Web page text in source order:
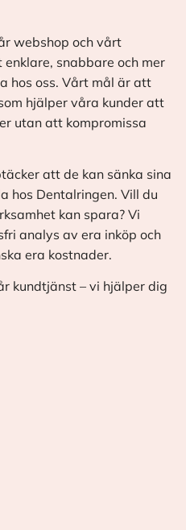
webshop och vårt
snabbare och mer
hos oss. Vårt mål är att
hjälper våra kunder att
utan att kompromissa
att de kan sänka sina
hos Dentalringen. Vill du
kan spara? Vi
analys av era inköp och
era kostnader.
kundtjänst – vi hjälper dig